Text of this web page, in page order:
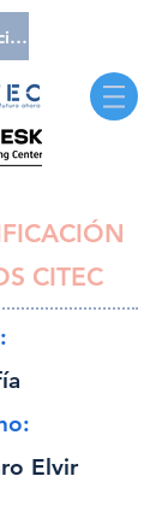
sesión
CITEC
Elvir